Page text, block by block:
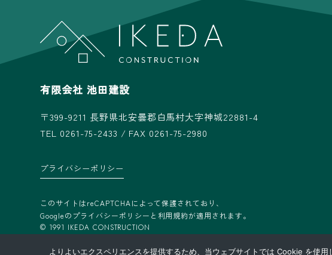
有限会社 池田建設
〒399-9211 長野県北安曇郡白馬村大字神城22881-4
TEL 0261-75-2433 / FAX 0261-75-2980
プライバシーポリシー
このサイトはreCAPTCHAによって保護されており、
Googleの プライバシーポリシー と 利用規約が適用されます。
© 1991 IKEDA CONSTRUCTION
よりよいエクスペリエンスを提供するため、当ウェブサイトでは Cookie を使